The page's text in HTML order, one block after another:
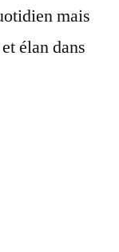
mais
élan dans